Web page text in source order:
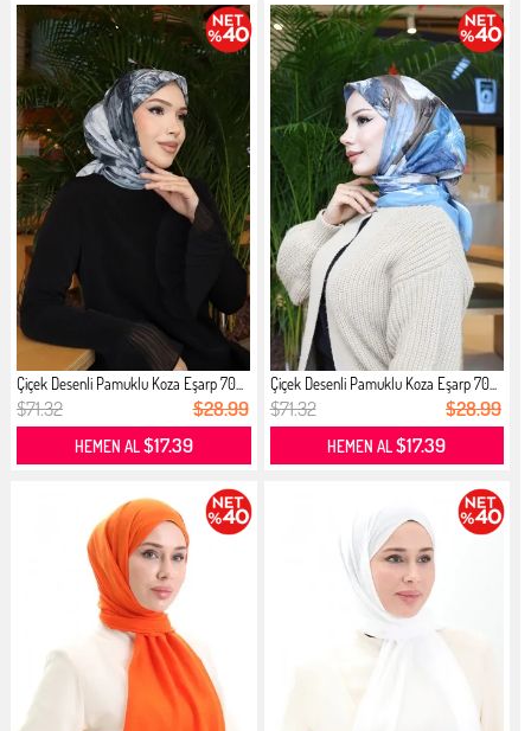
Çiçek Desenli Pamuklu Koza Eşarp 70...
$71.32 $28.99
HEMEN AL$17.39
Çiçek Desenli Pamuklu Koza Eşarp 70...
$71.32 $28.99
HEMEN AL$17.39